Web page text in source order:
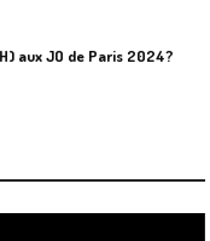
aux JO de Paris 2024?